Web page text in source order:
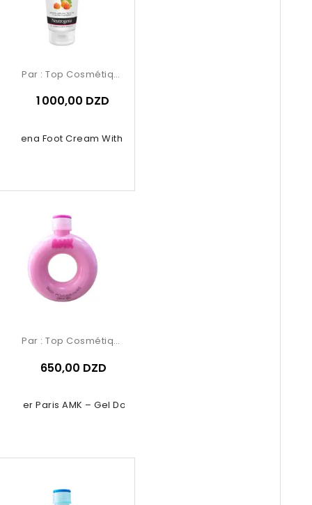
Foot Cream With Nordic...
Par : Top Cosmétiques
1 000,00 DZD
Paris AMK – Gel Douche Rose
Par : Top Cosmétiques
650,00 DZD